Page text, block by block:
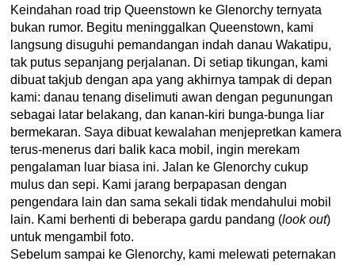
Keindahan road trip Queenstown ke Glenorchy ternyata
bukan rumor. Begitu meninggalkan Queenstown, kami
langsung disuguhi pemandangan indah danau Wakatipu,
tak putus sepanjang perjalanan. Di setiap tikungan, kami
dibuat takjub dengan apa yang akhirnya tampak di depan
kami: danau tenang diselimuti awan dengan pegunungan
sebagai latar belakang, dan kanan-kiri bunga-bunga liar
bermekaran. Saya dibuat kewalahan menjepretkan kamera
terus-menerus dari balik kaca mobil, ingin merekam
pengalaman luar biasa ini. Jalan ke Glenorchy cukup
mulus dan sepi. Kami jarang berpapasan dengan
pengendara lain dan sama sekali tidak mendahului mobil
lain. Kami berhenti di beberapa gardu pandang (look out)
untuk mengambil foto.
Sebelum sampai ke Glenorchy, kami melewati peternakan